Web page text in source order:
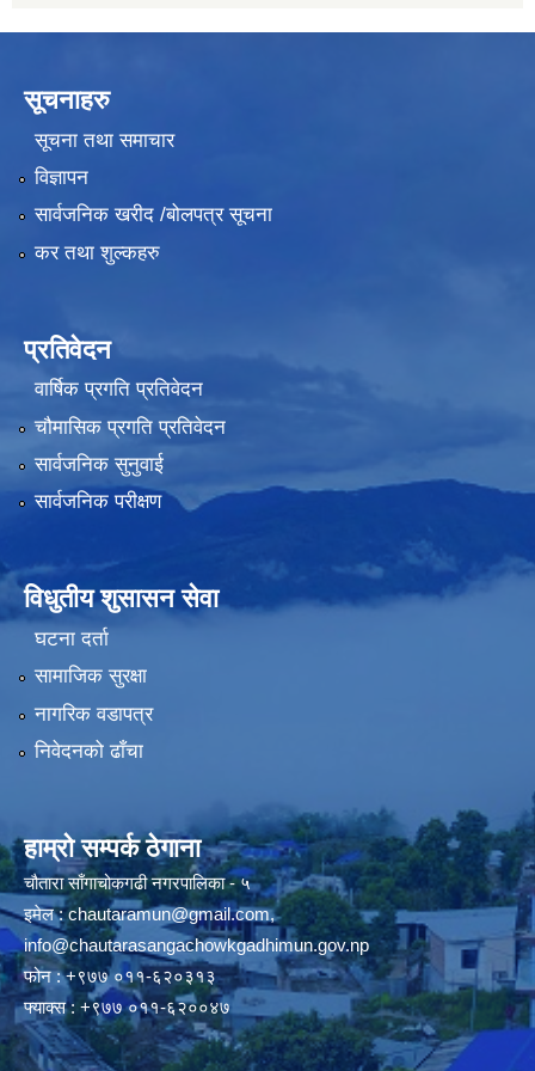
सूचनाहरु
सूचना तथा समाचार
विज्ञापन
सार्वजनिक खरीद /बोलपत्र सूचना
कर तथा शुल्कहरु
प्रतिवेदन
वार्षिक प्रगति प्रतिवेदन
चौमासिक प्रगति प्रतिवेदन
सार्वजनिक सुनुवाई
सार्वजनिक परीक्षण
विधुतीय शुसासन सेवा
घटना दर्ता
सामाजिक सुरक्षा
नागरिक वडापत्र
निवेदनको ढाँचा
हाम्रो सम्पर्क ठेगाना
चौतारा साँगाचोकगढी नगरपालिका - ५
इमेल :chautaramun@gmail.com,
info@chautarasangachowkgadhimun.gov.np
फोन : +९७७ ०११-६२०३१३
फ्याक्स : +९७७ ०११-६२००४७